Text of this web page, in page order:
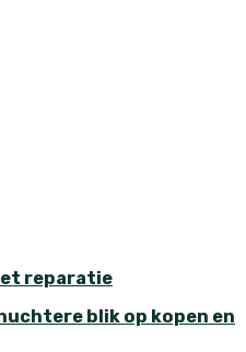
reparatie
blik op kopen en